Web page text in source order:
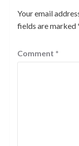
Your email
fields are marked
Comment *